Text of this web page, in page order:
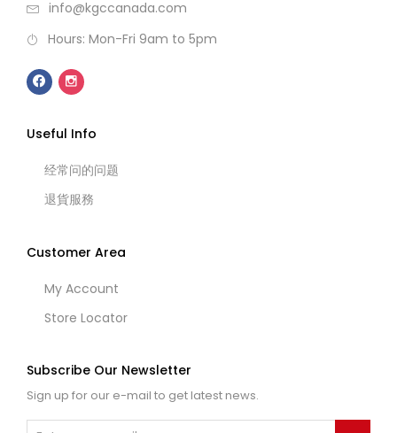
info@kgccanada.com
Hours: Mon-Fri 9am to 5pm
Useful Info
经常问的问题
退貨服務
Customer Area
My Account
Store Locator
Subscribe Our Newsletter
Sign up for our e-mail to get latest news.